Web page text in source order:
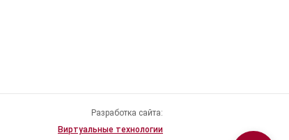
Разработка сайта:
Виртуальные технологии